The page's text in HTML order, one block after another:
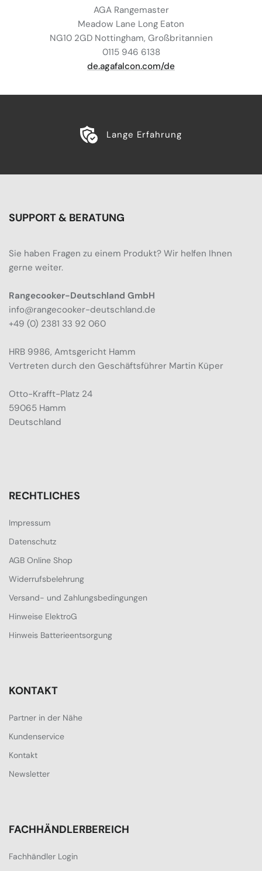
AGA Rangemaster
Meadow Lane Long Eaton
NG10 2GD Nottingham, Großbritannien
0115 946 6138
de.agafalcon.com/de
Lange Erfahrung
SUPPORT & BERATUNG
Sie haben Fragen zu einem Produkt? Wir helfen Ihnen
gerne weiter.
Rangecooker-Deutschland GmbH
info@rangecooker-deutschland.de
+49 (0) 2381 33 92 060
HRB 9986, Amtsgericht Hamm
Vertreten durch den Geschäftsführer Martin Küper
Otto-Krafft-Platz 24
59065 Hamm
Deutschland
RECHTLICHES
Impressum
Datenschutz
AGB Online Shop
Widerrufsbelehrung
Versand- und Zahlungsbedingungen
Hinweise ElektroG
Hinweis Batterieentsorgung
KONTAKT
Partner in der Nähe
Kundenservice
Kontakt
Newsletter
FACHHÄNDLERBEREICH
Fachhändler Login